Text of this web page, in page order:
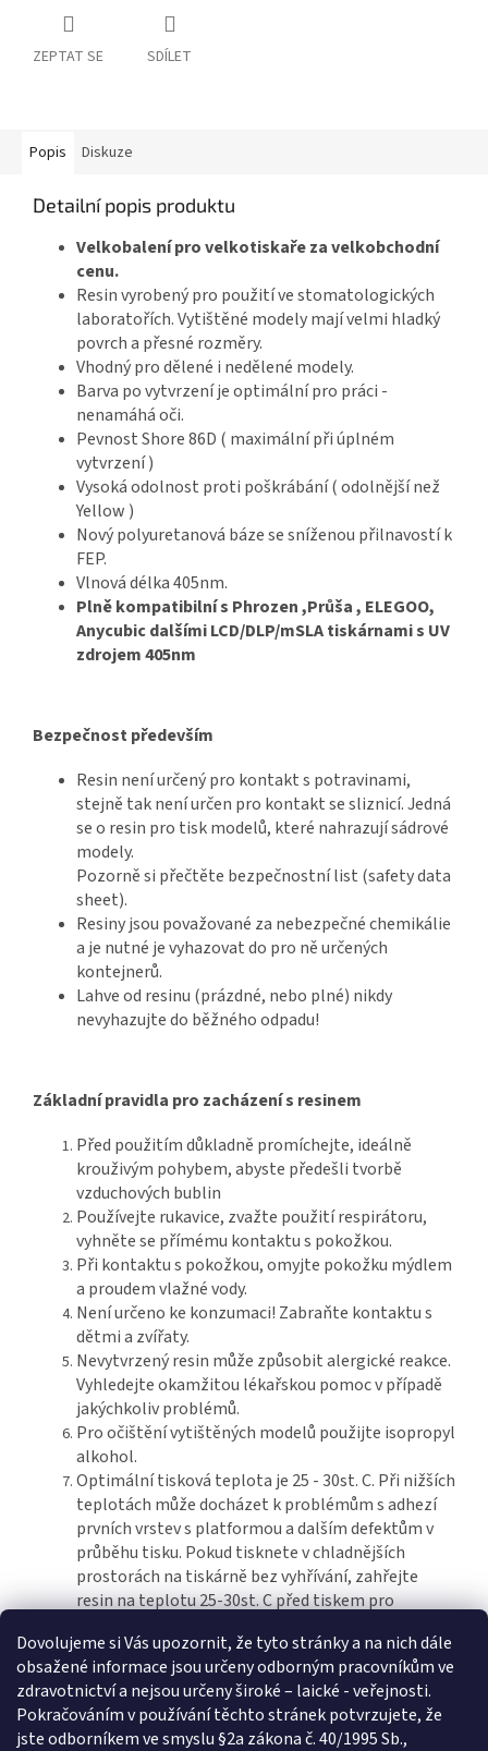
Dovolujeme si Vás upozornit, že tyto stránky a na nich dále
obsažené informace jsou určeny odborným pracovníkům ve
zdravotnictví a nejsou určeny široké – laické - veřejnosti.
Pokračováním v používání těchto stránek potvrzujete, že
jste odborníkem ve smyslu §2a zákona č. 40/1995 Sb.,
ZEPTAT SE SDÍLET
Popis Diskuze
Detailní popis produktu
Velkobalení pro velkotiskaře za velkobchodní
cenu.
Resin vyrobený pro použití ve stomatologických
laboratořích. Vytištěné modely mají velmi hladký
povrch a přesné rozměry.
Vhodný pro dělené i nedělené modely.
Barva po vytvrzení je optimální pro práci -
nenamáhá oči.
Pevnost Shore 86D ( maximální při úplném
vytvrzení )
Vysoká odolnost proti poškrábání ( odolnější než
Yellow )
Nový polyuretanová báze se sníženou přilnavostí k
FEP.
Vlnová délka 405nm.
Plně kompatibilní s Phrozen ,Průša , ELEGOO,
Anycubic dalšími LCD/DLP/mSLA tiskárnami s UV
zdrojem 405nm
Bezpečnost především
Resin není určený pro kontakt s potravinami,
stejně tak není určen pro kontakt se sliznicí. Jedná
se o resin pro tisk modelů, které nahrazují sádrové
modely.
Pozorně si přečtěte bezpečnostní list (safety data
sheet).
Resiny jsou považované za nebezpečné chemikálie
a je nutné je vyhazovat do pro ně určených
kontejnerů.
Lahve od resinu (prázdné, nebo plné) nikdy
nevyhazujte do běžného odpadu!
Základní pravidla pro zacházení s resinem
Před použitím důkladně promíchejte, ideálně
krouživým pohybem, abyste předešli tvorbě
vzduchových bublin
Používejte rukavice, zvažte použití respirátoru,
vyhněte se přímému kontaktu s pokožkou.
Při kontaktu s pokožkou, omyjte pokožku mýdlem
a proudem vlažné vody.
Není určeno ke konzumaci! Zabraňte kontaktu s
dětmi a zvířaty.
Nevytvrzený resin může způsobit alergické reakce.
Vyhledejte okamžitou lékařskou pomoc v případě
jakýchkoliv problémů.
Pro očištění vytištěných modelů použijte isopropyl
alkohol.
Optimální tisková teplota je 25 - 30st. C. Při nižších
teplotách může docházet k problémům s adhezí
prvních vrstev s platformou a dalším defektům v
průběhu tisku. Pokud tisknete v chladnějších
prostorách na tiskárně bez vyhřívání, zahřejte
resin na teplotu 25-30st. C před tiskem pro